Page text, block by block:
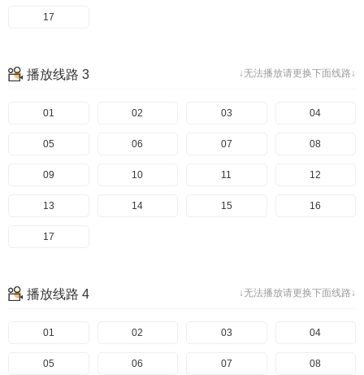
17
↓无法播放请更换下面线路↓
播放线路 3
01 02 03 04
05 06 07 08
09 10 11 12
13 14 15 16
17
↓无法播放请更换下面线路↓
播放线路 4
01 02 03 04
05 06 07 08